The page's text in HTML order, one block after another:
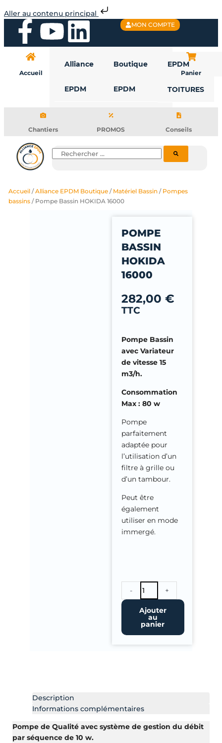
Aller au contenu principal
au
contenuF
a
c
b
o
o
k
Y
o
u
u
b
L
i
n
d
n
MON COMPTE
Accueil
Alliance
EPDM
Boutique
EPDM
EPDM
TOITURES
Panier
Chantiers PROMOS Conseils
Rechercher
Accueil/Alliance EPDM Boutique/ Matériel Bassin/ Pompes
bassins/ Pompe Bassin HOKIDA 16000
POMPE
BASSIN
HOKIDA
16000
282,00 €
TTC
Pompe Bassin
avec Variateur
de vitesse 15
m3/h.
Consommation
Max : 80 w
Pompe
parfaitement
adaptée pour
l’utilisation d’un
filtre à grille ou
d’un tambour.
Peut être
également
utiliser en mode
immergé.
-
quantité
de
Pompe
HOKIDA
+
Ajouter
au
panier
Description
Informations complémentaires
Pompe de Qualité avec système de gestion du débit
par séquence de 10 w.